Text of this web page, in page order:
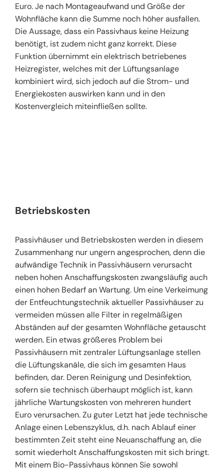
Euro. Je nach Montageaufwand und Größe der
Wohnfläche kann die Summe noch höher ausfallen.
Die Aussage, dass ein Passivhaus keine Heizung
benötigt, ist zudem nicht ganz korrekt. Diese
Funktion übernimmt ein elektrisch betriebenes
Heizregister, welches mit der Lüftungsanlage
kombiniert wird, sich jedoch auf die Strom- und
Energiekosten auswirken kann und in den
Kostenvergleich miteinfließen sollte.
Betriebskosten
Passivhäuser und Betriebskosten werden in diesem
Zusammenhang nur ungern angesprochen, denn die
aufwändige Technik in Passivhäusern verursacht
neben hohen Anschaffungskosten zwangsläufig auch
einen hohen Bedarf an Wartung. Um eine Verkeimung
der Entfeuchtungstechnik aktueller Passivhäuser zu
vermeiden müssen alle Filter in regelmäßigen
Abständen auf der gesamten Wohnfläche getauscht
werden. Ein etwas größeres Problem bei
Passivhäusern mit zentraler Lüftungsanlage stellen
die Lüftungskanäle, die sich im gesamten Haus
befinden, dar. Deren Reinigung und Desinfektion,
sofern sie technisch überhaupt möglich ist, kann
jährliche Wartungskosten von mehreren hundert
Euro verursachen. Zu guter Letzt hat jede technische
Anlage einen Lebenszyklus, d.h. nach Ablauf einer
bestimmten Zeit steht eine Neuanschaffung an, die
somit wiederholt Anschaffungskosten mit sich bringt.
Mit einem Bio-Passivhaus können Sie sowohl